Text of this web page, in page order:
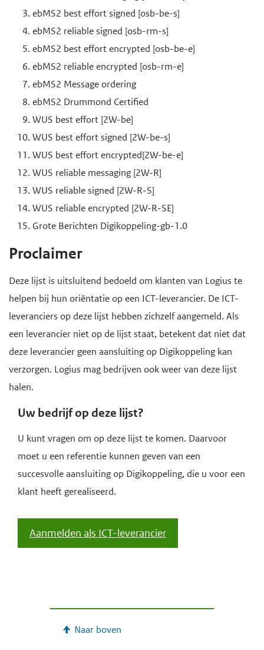
ebMS2 best effort signed [osb-be-s]
ebMS2 reliable signed [osb-rm-s]
ebMS2 best effort encrypted [osb-be-e]
ebMS2 reliable encrypted [osb-rm-e]
ebMS2 Message ordering
ebMS2 Drummond Certified
WUS best effort [2W-be]
WUS best effort signed [2W-be-s]
WUS best effort encrypted[2W-be-e]
WUS reliable messaging [2W-R]
WUS reliable signed [2W-R-S]
WUS reliable encrypted [2W-R-SE]
Grote Berichten Digikoppeling-gb-1.0
Proclaimer
Deze lijst is uitsluitend bedoeld om klanten van Logius te
helpen bij hun oriëntatie op een ICT-leverancier. De ICT-
leveranciers op deze lijst hebben zichzelf aangemeld. Als
een leverancier niet op de lijst staat, betekent dat niet dat
deze leverancier geen aansluiting op Digikoppeling kan
verzorgen. Logius mag bedrijven ook weer van deze lijst
halen.
Uw bedrijf op deze lijst?
U kunt vragen om op deze lijst te komen. Daarvoor
moet u een referentie kunnen geven van een
succesvolle aansluiting op Digikoppeling, die u voor een
klant heeft gerealiseerd.
Aanmelden als ICT-leverancier
Naar boven